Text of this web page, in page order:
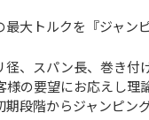
大トルクを『ジャン
、スパン長、巻き
の要望にお応えし理
段階からジャンピン